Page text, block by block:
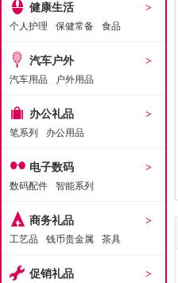
健康生活 >
个人护理 保健常备 食品
汽车户外 >
汽车用品 户外用品
办公礼品 >
笔系列 办公用品
电子数码 >
数码配件 智能系列
商务礼品 >
工艺品 钱币贵金属 茶具
促销礼品 >